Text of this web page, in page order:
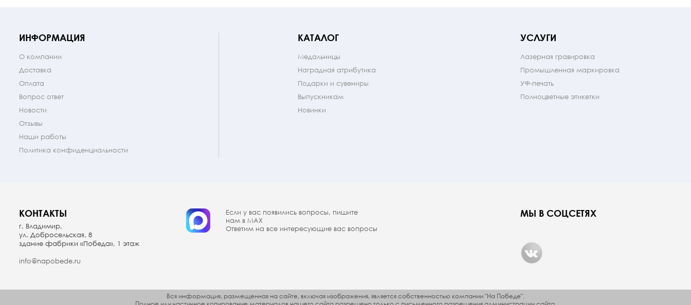
ИНФОРМАЦИЯ
О компании
Доставка
Оплата
Вопрос ответ
Новости
Отзывы
Наши работы
Политика конфиденциальности
КАТАЛОГ
Медальницы
Наградная атрибутика
Подарки и сувениры
Выпускникам
Новинки
УСЛУГИ
Лазерная гравировка
Промышленная маркировка
УФ-печать
Полноцветные этикетки
КОНТАКТЫ
г. Владимир,
ул. Добросельская, 8
здание фабрики «Победа», 1 этаж
info@napobede.ru
Если у вас появились вопросы, пишите
нам в МАX
Ответим на все интересующие вас вопросы
МЫ В СОЦСЕТЯХ
Вся информация, размещенная на сайте, включая изображения, является собственностью компании "На Победе".